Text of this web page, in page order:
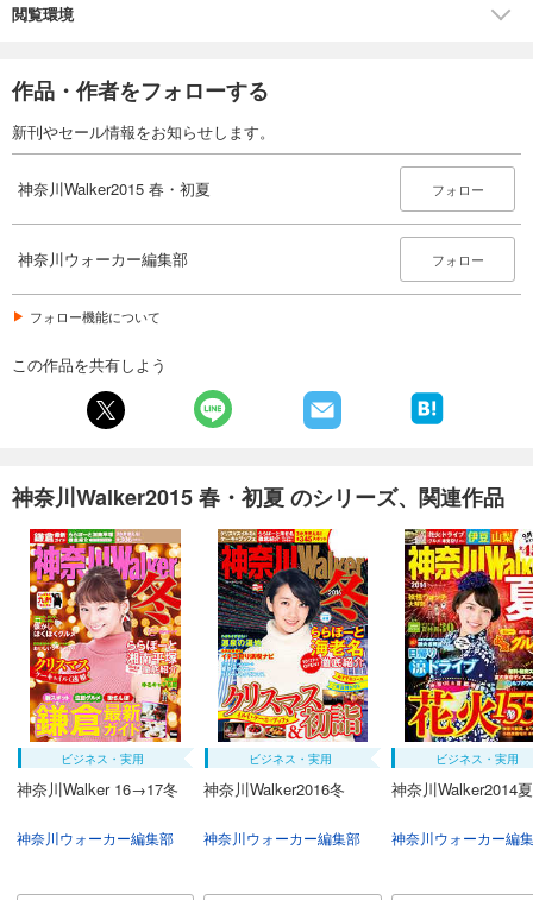
閲覧環境
作品・作者をフォローする
新刊やセール情報をお知らせします。
神奈川Walker2015 春・初夏 フォロー
神奈川ウォーカー編集部 フォロー
フォロー機能について
この作品を共有しよう
神奈川Walker2015 春・初夏 のシリーズ、関連作品
ビジネス・実用
神奈川Walker 16→17冬
神奈川ウォーカー編集部
ビジネス・実用
神奈川Walker2016冬
神奈川ウォーカー編集部
ビジネス・実用
神奈川Walker2014夏
神奈川ウォーカー編